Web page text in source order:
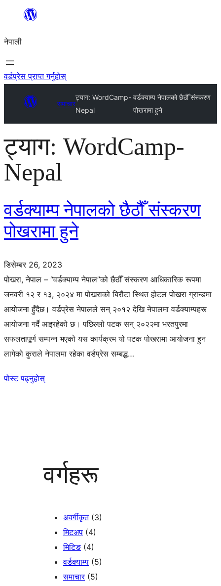
सामग्रीमा
नेपाली
वर्डप्रेस प्राप्त गर्नुहोस्
समाचार
ट्याग: WordCamp-
Nepal
वर्डक्याम्प नेपालको छैठौँ संस्करण
पोखरामा हुने
ट्याग: WordCamp-
Nepal
वर्डक्याम्प नेपालको छैठौँ संस्करण
पोखरामा हुने
डिसेम्बर 26, 2023
पोखरा, नेपाल – “वर्डक्याम्प नेपाल”को छैठौँ संस्करण आधिकारिक रूपमा
जनवरी १२ र १३, २०२४ मा पोखराको बिरौटा स्थित होटल पोखरा ग्रान्डमा
आयोजना हुँदैछ। वर्डप्रेस नेपालले सन् २०१२ देखि नेपालमा वर्डक्याम्पहरू
आयोजना गर्दै आइरहेको छ। पछिल्लो पटक सन् २०२२मा भरतपुरमा
सफलतापूर्ण सम्पन्न भएको यस कार्यक्रम यो पटक पोखरामा आयोजना हुन
लागेको कुराले नेपालमा रहेका वर्डप्रेस सम्बद्ध…
पोस्ट पढ्नुहोस्
वर्गहरू
अवर्गीकृत(3)
मिटअप (4)
मिटिङ (4)
वर्डक्याम्प (5)
समाचार(5)